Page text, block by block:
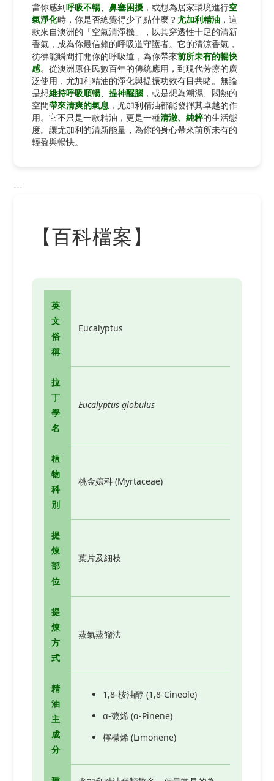
當你感到呼吸不暢 鼻塞困擾 ，或想為居家環境進行空
氣淨化時，你是否總覺得少了點什麼？尤加利精油 ，這
款來自澳洲的「空氣清淨機」，以其穿透性十足的清新
香氣，成為你最信賴的呼吸道守護者。它的清涼香氣，
彷彿能瞬間打開你的呼吸道，為你帶來前所未有的暢快
感。從澳洲原住民數百年的傳統應用，到現代芳療的廣
泛使用，尤加利精油的淨化與提振功效有目共睹。無論
是想維持呼吸順暢 提神醒腦 ，或是想為潮濕、悶熱的
空間帶來清爽的氣息 ，尤加利精油都能發揮其卓越的作
用。它不只是一款精油，更是一種清澈、純粹的生活態
度。讓尤加利的清新能量，為你的身心帶來前所未有的
輕盈與暢快。
---
【百科檔案】
英
文
俗
稱
Eucalyptus
拉
丁
學
名
Eucalyptus globulus
植
物
科
別
桃金孃科 (Myrtaceae)
提
煉
部
位
葉片及細枝
提
煉
方
式
蒸氣蒸餾法
精
油
主
成
分
1,8-桉油醇 (1,8-Cineole)
α-蒎烯 (α-Pinene)
檸檬烯 (Limonene)